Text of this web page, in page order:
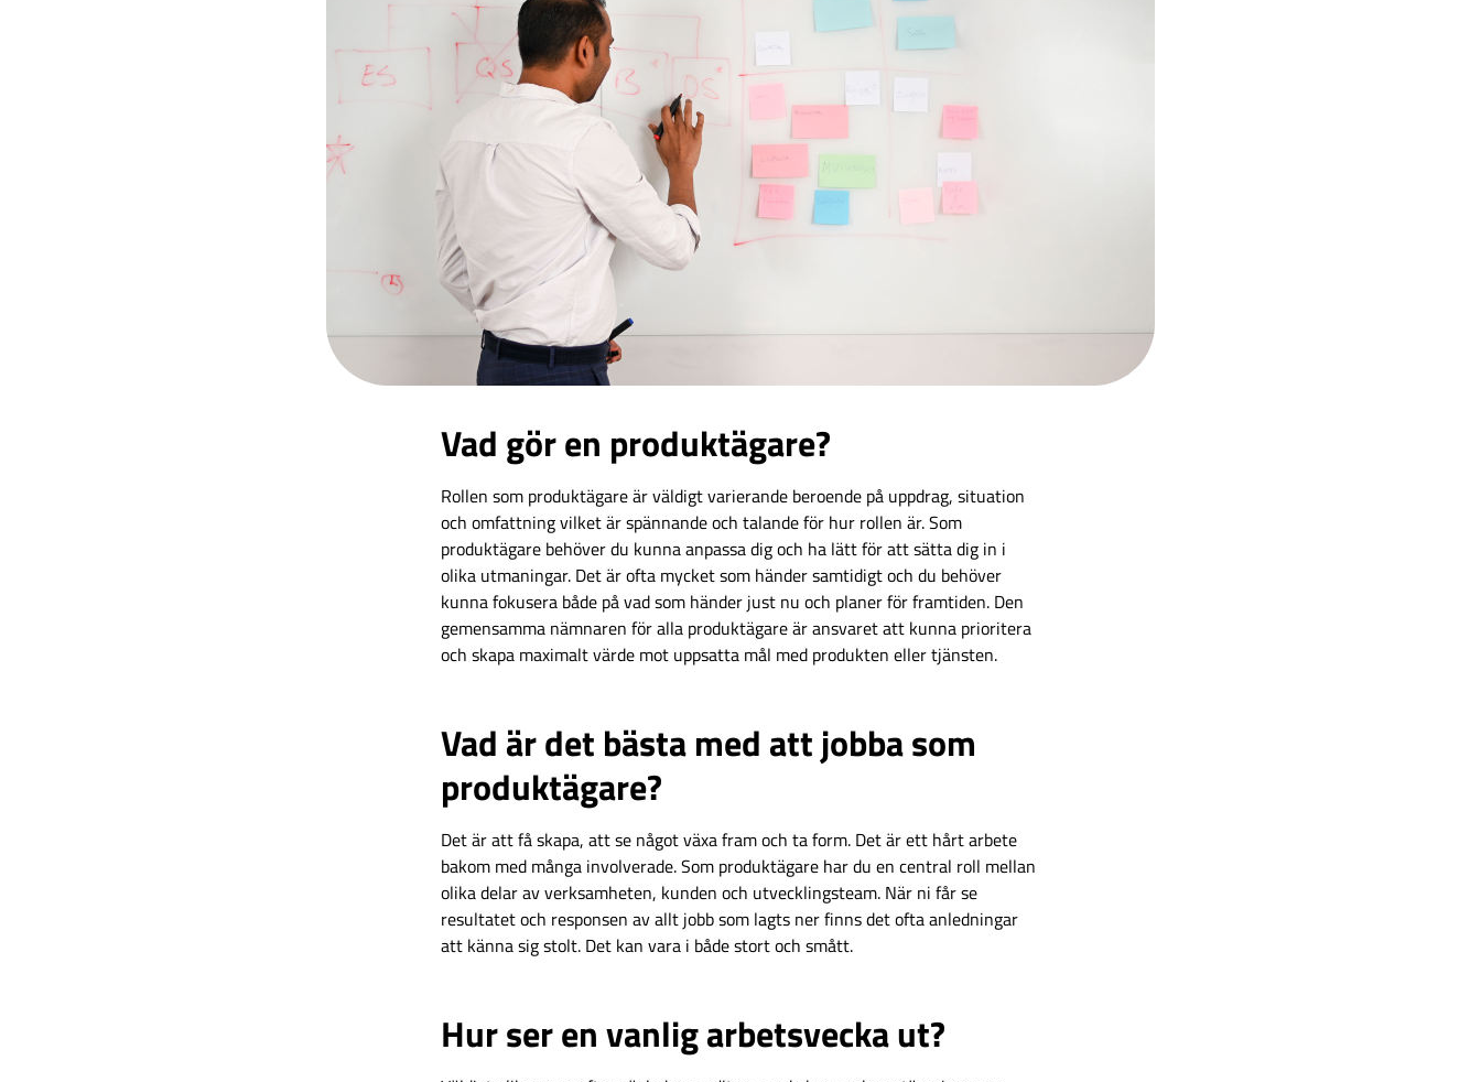
Vad gör en produktägare?
Rollen som produktägare är väldigt varierande beroende på uppdrag, situation
och omfattning vilket är spännande och talande för hur rollen är. Som
produktägare behöver du kunna anpassa dig och ha lätt för att sätta dig in i
olika utmaningar. Det är ofta mycket som händer samtidigt och du behöver
kunna fokusera både på vad som händer just nu och planer för framtiden. Den
gemensamma nämnaren för alla produktägare är ansvaret att kunna prioritera
och skapa maximalt värde mot uppsatta mål med produkten eller tjänsten.
Vad är det bästa med att jobba som
produktägare?
Det är att få skapa, att se något växa fram och ta form. Det är ett hårt arbete
bakom med många involverade. Som produktägare har du en central roll mellan
olika delar av verksamheten, kunden och utvecklingsteam. När ni får se
resultatet och responsen av allt jobb som lagts ner finns det ofta anledningar
att känna sig stolt. Det kan vara i både stort och smått.
Hur ser en vanlig arbetsvecka ut?